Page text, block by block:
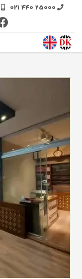
021 440 25000